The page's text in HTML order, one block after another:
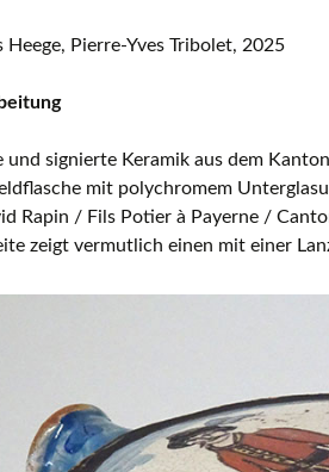
Heege, Pierre-Yves Tribolet, 2025
und signierte Keramik aus dem
mit polychromem
Rapin / Fils Potier à Payerne /
zeigt vermutlich einen mit einer